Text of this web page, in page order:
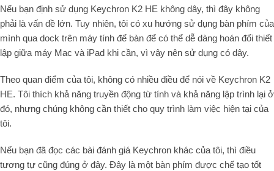
Nếu bạn định sử dụng Keychron K2 HE không dây, thì đây không
phải là vấn đề lớn. Tuy nhiên, tôi có xu hướng sử dụng bàn phím của
mình qua dock trên máy tính để bàn để có thể dễ dàng hoán đổi thiết
lập giữa máy Mac và iPad khi cần, vì vậy nên sử dụng có dây.
Theo quan điểm của tôi, không có nhiều điều để nói về Keychron K2
HE. Tôi thích khả năng truyền động từ tính và khả năng lập trình lại ở
đó, nhưng chúng không cần thiết cho quy trình làm việc hiện tại của
tôi.
Nếu bạn đã đọc các bài đánh giá Keychron khác của tôi, thì điều
tương tự cũng đúng ở đây. Đây là một bàn phím được chế tạo tốt